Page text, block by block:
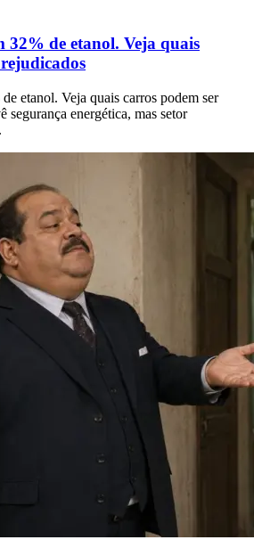
32% de etanol. Veja quais
etanol. Veja quais carros podem ser
segurança energética, mas setor